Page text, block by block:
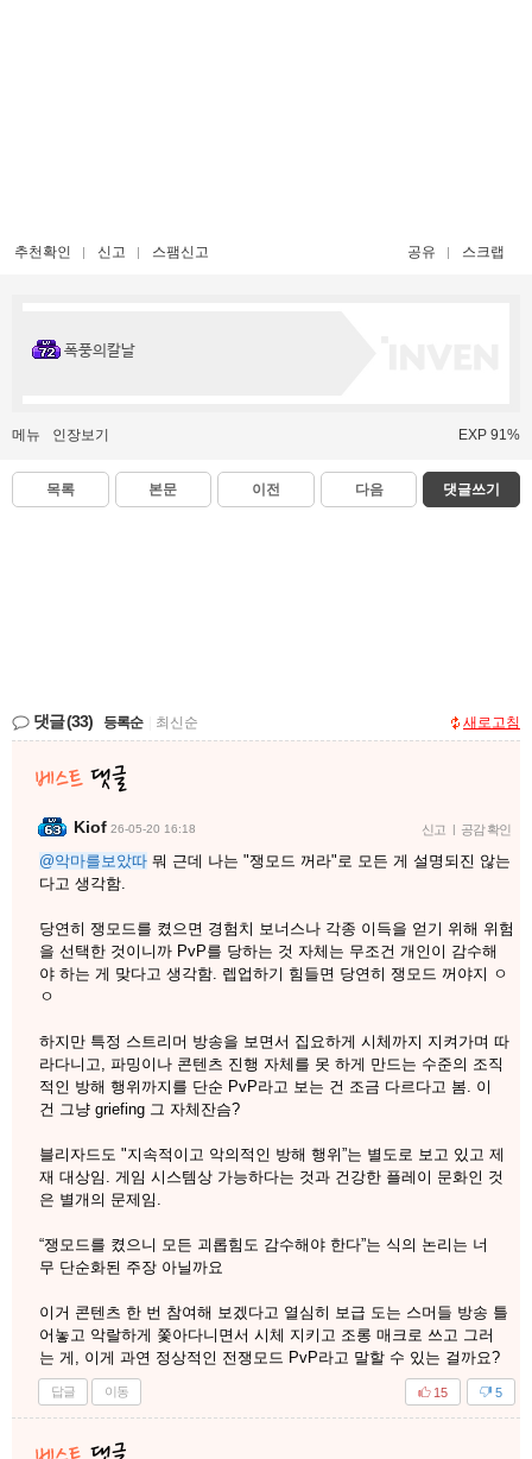
추천확인 신고 스팸신고 공유 스크랩
폭풍의칼날
메뉴 인장보기 EXP 91%
목록 본문 이전 다음 댓글쓰기
댓글(33) 등록순 최신순 새로고침
Kiof 26-05-20 16:18 신고 공감 확인
@악마를보았따 뭐 근데 나는 "쟁모드 꺼라"로 모든 게 설명되진 않는
다고 생각함.
당연히 쟁모드를 켰으면 경험치 보너스나 각종 이득을 얻기 위해 위험
을 선택한 것이니까 PvP를 당하는 것 자체는 무조건 개인이 감수해
야 하는 게 맞다고 생각함. 렙업하기 힘들면 당연히 쟁모드 꺼야지 ㅇ
ㅇ
하지만 특정 스트리머 방송을 보면서 집요하게 시체까지 지켜가며 따
라다니고, 파밍이나 콘텐츠 진행 자체를 못 하게 만드는 수준의 조직
적인 방해 행위까지를 단순 PvP라고 보는 건 조금 다르다고 봄. 이
건 그냥 griefing 그 자체잔슴?
블리자드도 "지속적이고 악의적인 방해 행위”는 별도로 보고 있고 제
재 대상임. 게임 시스템상 가능하다는 것과 건강한 플레이 문화인 것
은 별개의 문제임.
“쟁모드를 켰으니 모든 괴롭힘도 감수해야 한다”는 식의 논리는 너
무 단순화된 주장 아닐까요
이거 콘텐츠 한 번 참여해 보겠다고 열심히 보급 도는 스머들 방송 틀
어놓고 악랄하게 쫓아다니면서 시체 지키고 조롱 매크로 쓰고 그러
는 게, 이게 과연 정상적인 전쟁모드 PvP라고 말할 수 있는 걸까요?
답글 이동 5
15